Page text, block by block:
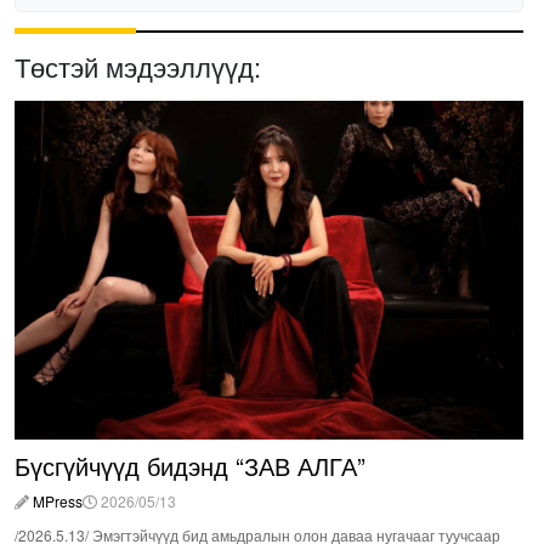
Төстэй мэдээллүүд:
Бүсгүйчүүд бидэнд “ЗАВ АЛГА”
MPress
2026/05/13
/2026.5.13/ Эмэгтэйчүүд бид амьдралын олон даваа нугачааг туучсаар